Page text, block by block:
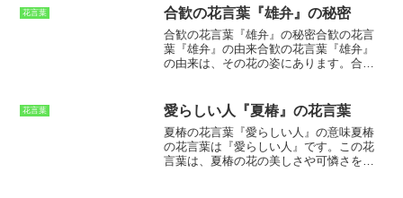
いるかのようです。このグラジオラスの姿から、「用意周到」という
花言葉が付けられたと考えられています。
花言葉 合歓の花言葉『雄弁』の秘密
合歓の花言葉『雄弁』の秘密合歓の花言
葉『雄弁』の由来合歓の花言葉『雄弁』
の由来は、その花の姿にあります。合歓
葉が、人が両手を広げたときのように見
えることから、『雄弁』という花言葉が
ついたといわれています。また、合歓の
花は、夜になると葉を閉じます。これ
は、他の植物が日光を浴びて光合成をし
花言葉 愛らしい人『夏椿』の花言葉
夏椿の花言葉『愛らしい人』の意味夏椿
の花言葉は『愛らしい人』です。この花
言葉は、夏椿の花の美しさや可憐さを表